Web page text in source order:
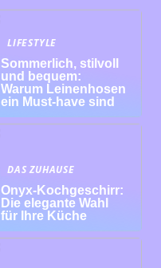
LIFESTYLE
Sommerlich, stilvoll
und bequem:
Warum Leinenhosen
ein Must-have sind
DAS ZUHAUSE
Onyx-Kochgeschirr:
Die elegante Wahl
für Ihre Küche